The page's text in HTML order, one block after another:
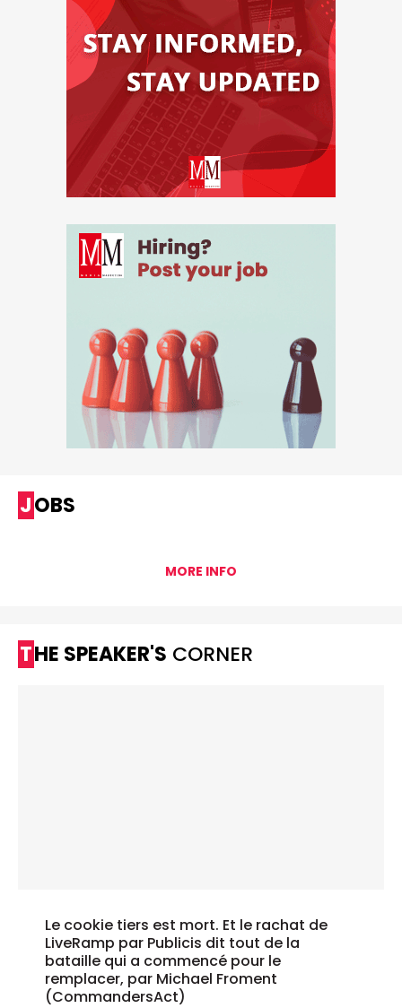
JOBS
MORE INFO
THE SPEAKER'S CORNER
Le cookie tiers est mort. Et le rachat de
LiveRamp par Publicis dit tout de la
bataille qui a commencé pour le
remplacer, par Michael Froment
(CommandersAct)